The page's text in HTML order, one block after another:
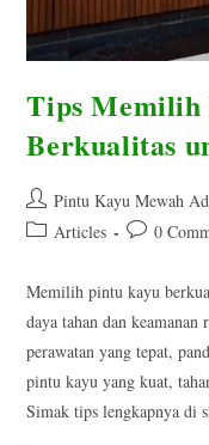
Tips
Berkualitas
Post
author:
Pintu Kayu Mewah
Post Articles
Post0
Memilih pintu kayu
daya tahan dan
perawatan yang tepat,
pintu kayu yang kuat,
Simak tips lengkapnya di